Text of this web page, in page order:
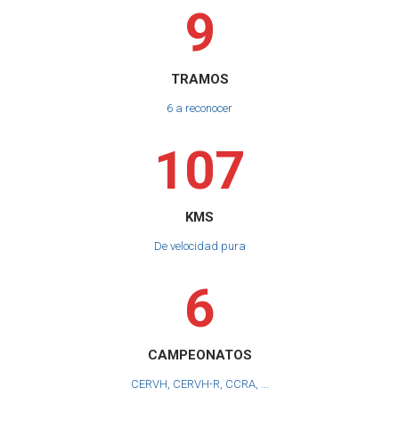
9
TRAMOS
6 a reconocer
107
KMS
De velocidad pura
6
CAMPEONATOS
CERVH, CERVH-R, CCRA, ...